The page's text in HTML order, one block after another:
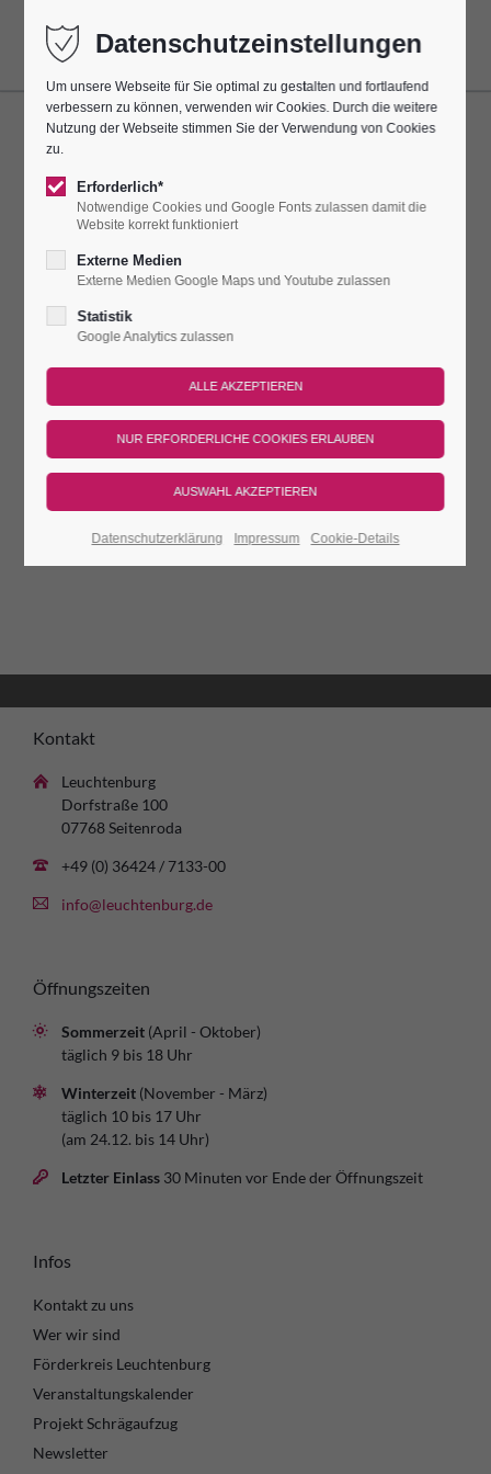
Datenschutzeinstellungen
Um unsere Webseite für Sie optimal zu gestalten und fortlaufend
verbessern zu können, verwenden wir Cookies. Durch die weitere
Nutzung der Webseite stimmen Sie der Verwendung von Cookies
zu.
Erforderlich*
Notwendige Cookies und Google Fonts zulassen damit die
Website korrekt funktioniert
Externe Medien
Externe Medien Google Maps und Youtube zulassen
Statistik
Google Analytics zulassen
Datenschutzerklärung Impressum Cookie-Details
HIER KÖNNEN SIE DER LEUCHTENBURG
HELFEN!
Das Laden eines iframes wurde nicht erlaubt.
Kontakt
Leuchtenburg
Dorfstraße 100
07768 Seitenroda
+49 (0) 36424 / 7133-00
info@leuchtenburg.de
Öffnungszeiten
Sommerzeit (April - Oktober)
täglich 9 bis 18 Uhr
Winterzeit (November - März)
täglich 10 bis 17 Uhr
(am 24.12. bis 14 Uhr)
Letzter Einlass 30 Minuten vor Ende der Öffnungszeit
Infos
Kontakt zu uns
Wer wir sind
Förderkreis Leuchtenburg
Veranstaltungskalender
Projekt Schrägaufzug
Newsletter